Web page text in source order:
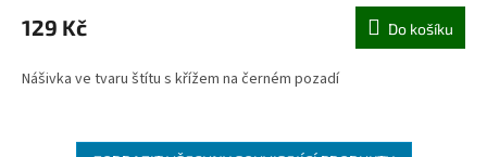
129 Kč Do košíku
Nášivka ve tvaru štítu s křížem na černém pozadí